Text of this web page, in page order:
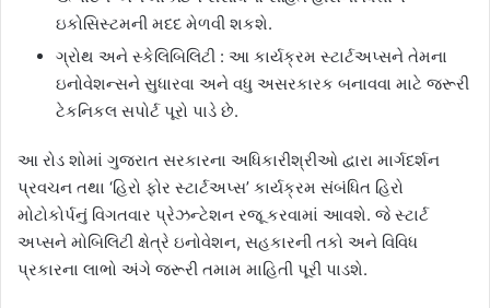
ઇકોસિસ્ટમની મદદ મેળવી શકશે.
ગ્રોથ અને સ્કેલિબિલિટી : આ કાર્યક્રમ સ્ટાર્ટઅપ્સને તેમના
ઇનોવેશન્સને સુધારવા અને વધુ અસરકારક બનાવવા માટે જરૂરી
ટેકનિકલ સપોર્ટ પૂરો પાડે છે.
આ રોડ શોમાં ગુજરાત સરકારના અધિકારીશ્રીઓ દ્વારા માર્ગદર્શન
પ્રવચન તથા ‘હિરો ફોર સ્ટાર્ટઅપ્સ’ કાર્યક્રમ સંબંધિત હિરો
મોટોકોર્પનું વિગતવાર પ્રેઝન્ટેશન રજૂ કરવામાં આવશે. જે સ્ટાર્ટ
અપ્સને મોબિલિટી ક્ષેત્રે ઇનોવેશન, સહકારની તકો અને વિવિધ
પ્રકારના લાભો અંગે જરૂરી તમામ માહિતી પૂરી પાડશે.